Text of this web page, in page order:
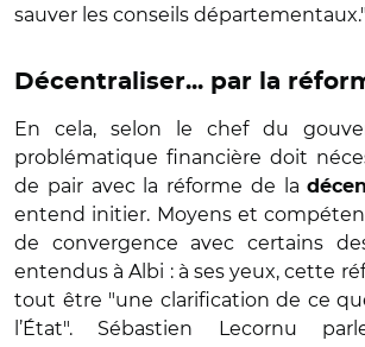
sauver les conseils départementaux."
Décentraliser... par la
En cela, selon le chef du
problématique financière doit
de pair avec la réforme de la
entend initier. Moyens et
de convergence avec certains
entendus à Albi : à ses yeux, cette
tout être "une clarification de ce
l’État". Sébastien Lecornu